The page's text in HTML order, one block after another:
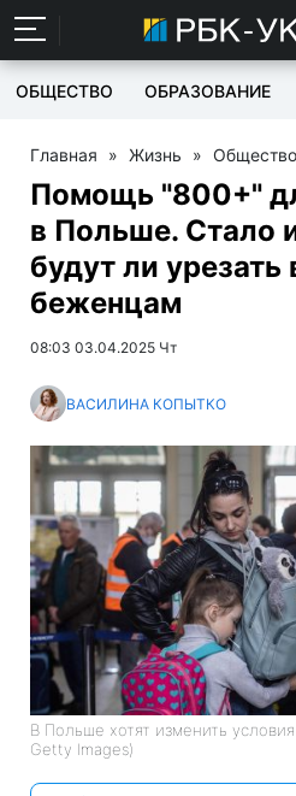
ОБЩЕСТВО ОБРАЗОВАНИЕ
Главная » Жизнь » Общество
Помощь "800+"
в Польше. Стало
будут ли
беженцам
08:03 03.04.2025 Чт
ВАСИЛИНА КОПЫТКО
В Польше хотят изменить
Getty Images)